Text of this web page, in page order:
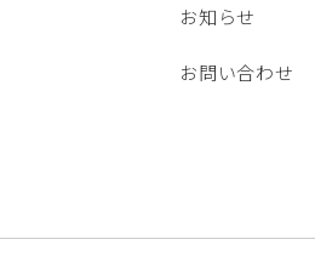
お知らせ
お問い合わせ